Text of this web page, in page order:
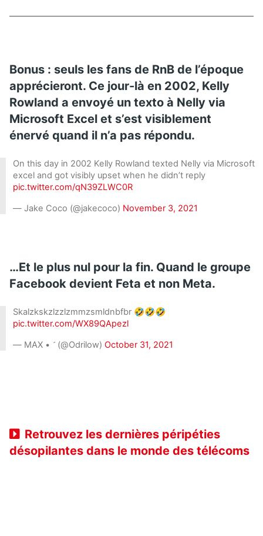
Bonus : seuls les fans de RnB de l’époque
apprécieront. Ce jour-là en 2002, Kelly
Rowland a envoyé un texto à Nelly via
Microsoft Excel et s’est visiblement
énervé quand il n’a pas répondu.
On this day in 2002 Kelly Rowland texted Nelly via Microsoft
excel and got visibly upset when he didn’t reply
pic.twitter.com/qN39ZLWC0R
— Jake Coco (@jakecoco) November 3, 2021
…Et le plus nul pour la fin. Quand le groupe
Facebook devient Feta et non Meta.
Skalzkskzlzzlzmmzsmldnbfbr 🤣🤣🤣
pic.twitter.com/WX89QApezl
— MAX •  (@Odrilow) October 31, 2021
Retrouvez les dernières péripéties
désopilantes dans le monde des télécoms